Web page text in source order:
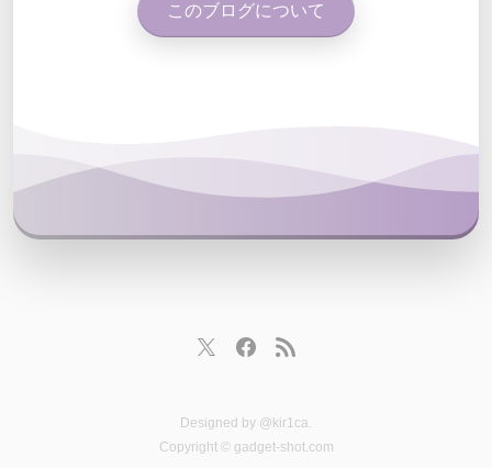
このブログについて
Designed by @kir1ca.
Copyright © gadget-shot.com